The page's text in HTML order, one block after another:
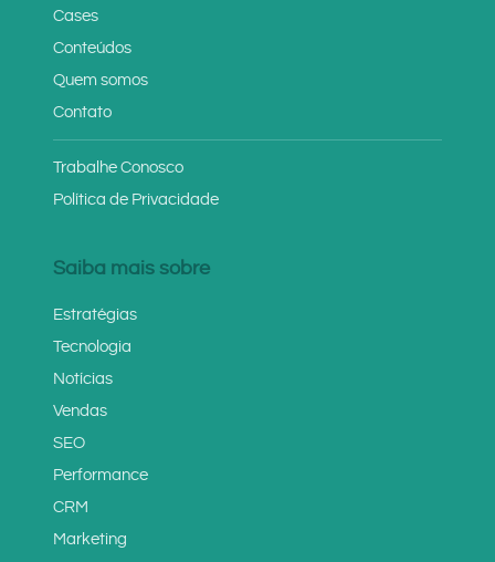
Cases
Conteúdos
Quem somos
Contato
Trabalhe Conosco
Política de Privacidade
Saiba mais sobre
Estratégias
Tecnologia
Notícias
Vendas
SEO
Performance
CRM
Marketing